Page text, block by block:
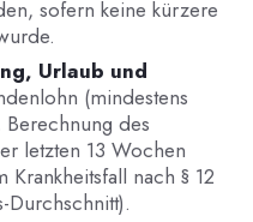
sofern keine kürzere
Urlaub und
(mindestens
des
letzten 13 Wochen
nach § 12
Durchschnitt).